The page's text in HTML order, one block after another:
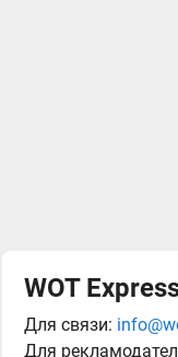
WOT
Для связи:
Для